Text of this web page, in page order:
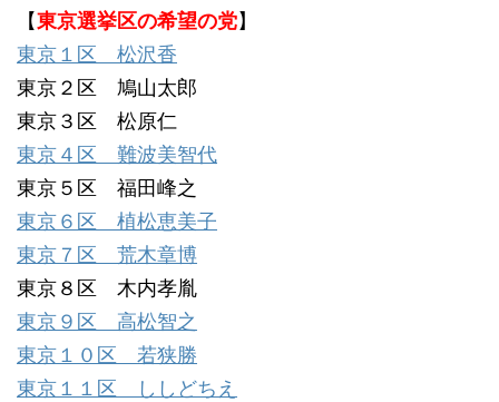
【東京選挙区の希望の党】
東京１区 松沢香
東京２区 鳩山太郎
東京３区 松原仁
東京４区 難波美智代
東京５区 福田峰之
東京６区 植松恵美子
東京７区 荒木章博
東京８区 木内孝胤
東京９区 高松智之
東京１０区 若狭勝
東京１１区 ししどちえ